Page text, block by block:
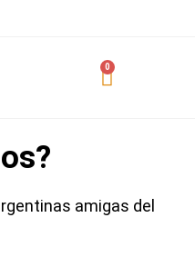
0
amigas del